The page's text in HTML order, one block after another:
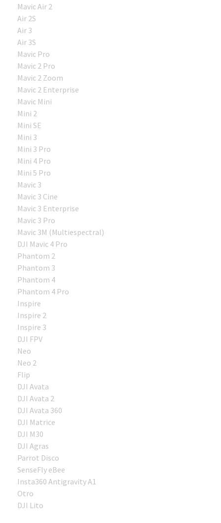
Mavic Air 2
Air 2S
Air 3
Air 3S
Mavic Pro
Mavic 2 Pro
Mavic 2 Zoom
Mavic 2 Enterprise
Mavic Mini
Mini 2
Mini SE
Mini 3
Mini 3 Pro
Mini 4 Pro
Mini 5 Pro
Mavic 3
Mavic 3 Cine
Mavic 3 Enterprise
Mavic 3 Pro
Mavic 3M (Multiespectral)
DJI Mavic 4 Pro
Phantom 2
Phantom 3
Phantom 4
Phantom 4 Pro
Inspire
Inspire 2
Inspire 3
DJI FPV
Neo
Neo 2
Flip
DJI Avata
DJI Avata 2
DJI Avata 360
DJI Matrice
DJI M30
DJI Agras
Parrot Disco
SenseFly eBee
Insta360 Antigravity A1
Otro
DJI Lito